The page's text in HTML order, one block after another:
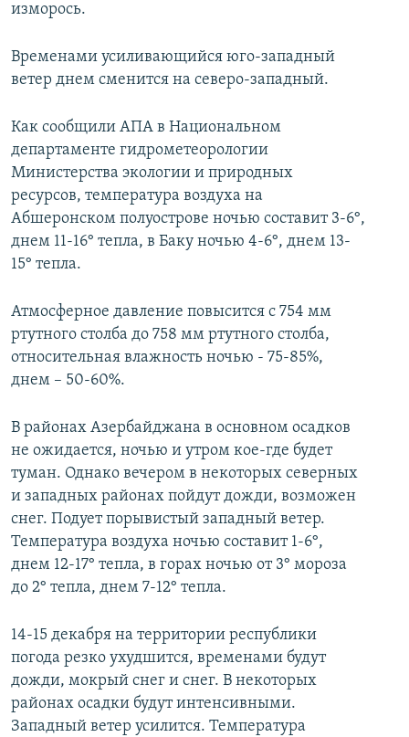
изморось.
Временами усиливающийся юго-западный
ветер днем сменится на северо-западный.
Как сообщили АПА в Национальном
департаменте гидрометеорологии
Министерства экологии и природных
ресурсов, температура воздуха на
Абшеронском полуострове ночью составит 3-6°,
днем 11-16° тепла, в Баку ночью 4-6°, днем 13-
15° тепла.
Атмосферное давление повысится с 754 мм
ртутного столба до 758 мм ртутного столба,
относительная влажность ночью - 75-85%,
днем – 50-60%.
В районах Азербайджана в основном осадков
не ожидается, ночью и утром кое-где будет
туман. Однако вечером в некоторых северных
и западных районах пойдут дожди, возможен
снег. Подует порывистый западный ветер.
Температура воздуха ночью составит 1-6°,
днем 12-17° тепла, в горах ночью от 3° мороза
до 2° тепла, днем 7-12° тепла.
14-15 декабря на территории республики
погода резко ухудшится, временами будут
дожди, мокрый снег и снег. В некоторых
районах осадки будут интенсивными.
Западный ветер усилится. Температура